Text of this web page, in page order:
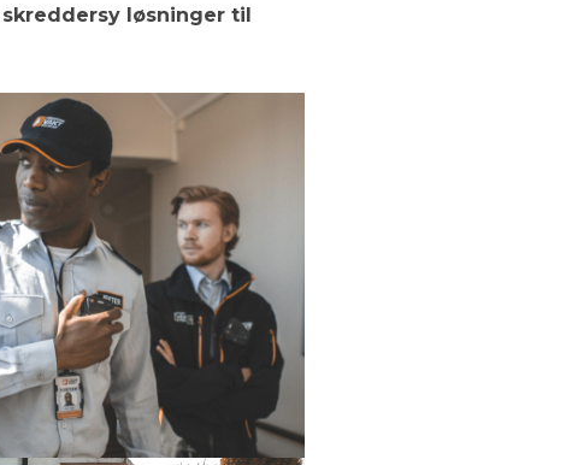
løsninger til